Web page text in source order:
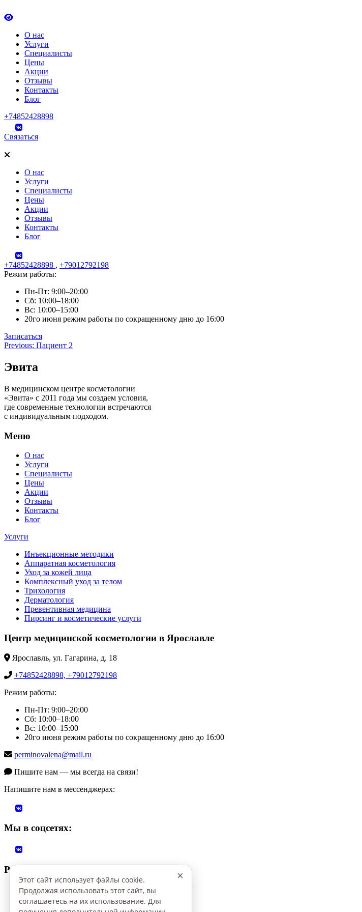
О нас
Услуги
Специалисты
Цены
Акции
Отзывы
Контакты
Блог
+74852428898
Связаться
О нас
Услуги
Специалисты
Цены
Акции
Отзывы
Контакты
Блог
+74852428898 , +79012792198
Режим работы:
Пн-Пт: 9:00–20:00
Сб: 10:00–18:00
Вс: 10:00–15:00
20го июня режим работы по сокращенному дню до 16:00
Записаться
Skip
content
Навигация
по
записям
Previous: Пациент 2
Эвита
В медицинском центре косметологии
«Эвита» с 2011 года мы создаем условия,
где современные технологии встречаются
с индивидуальным подходом.
Меню
О нас
Услуги
Специалисты
Цены
Акции
Отзывы
Контакты
Блог
Услуги
Инъекционные методики
Аппаратная косметология
Уход за кожей лица
Комплексный уход за телом
Трихология
Дерматология
Превентивная медицина
Пирсинг и косметические услуги
Центр медицинской косметологии в Ярославле
Ярославль, ул. Гагарина, д. 18
+74852428898, +79012792198
Режим работы:
Пн-Пт: 9:00–20:00
Сб: 10:00–18:00
Вс: 10:00–15:00
20го июня режим работы по сокращенному дню до 16:00
perminovalena@mail.ru
Пишите нам — мы всегда на связи!
Напишите нам в мессенджерах:
Мы в соцсетях:
Режим работы:
Пн-Пт: 9:00–20:00
Сб: 10:00–18:00
×
Этот сайт использует файлы cookie.
Продолжая использовать этот сайт, вы
соглашаетесь на их использование. Для